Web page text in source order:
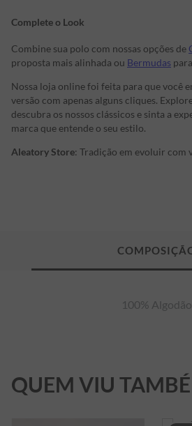
Complete o Look
Combine sua polo com nossas opções de
proposta mais alinhada ou Bermudas
Nossa loja online foi feita para que você
versão com apenas alguns cliques.
descubra os nossos clássicos e sinta a
marca que entende o seu estilo.
Aleatory Store: Tradição em evoluir com
100% Algodão
QUEM VIU